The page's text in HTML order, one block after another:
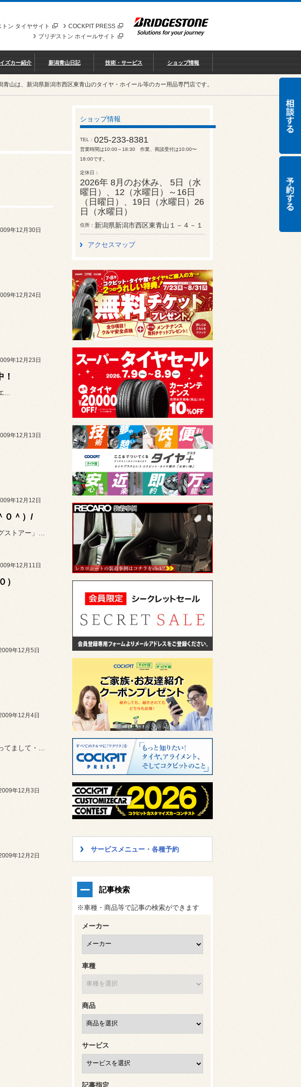
COCKPIT PRESS
トン タイヤサイト
ブリヂストン ホイールサイト
ズカー紹介 新潟青山日記 技術・サービス ショップ情報
山は、新潟県新潟市西区東青山のタイヤ・ホイール等のカー用品専門店です。
年12月30日
年12月24日
年12月23日
年12月13日
年12月12日
０＾）/
年12月11日
）
年12月5日
年12月4日
年12月3日
年12月2日
ショップ情報
TEL 025-233-8381
営業時間は10:00～18:30 作業、商談受付は10:00〜
18:00です。
定休日
2026年 8月のお休み、 5日（水
曜日）、12（水曜日）～16日
（日曜日）、19日（水曜日）26
日（水曜日）
住所 新潟県新潟市西区東青山１－４－１
アクセスマップ
サービスメニュー・各種予約
記事検索
※車種・商品等で記事の検索ができます
メーカー
車種
商品
サービス
記事指定